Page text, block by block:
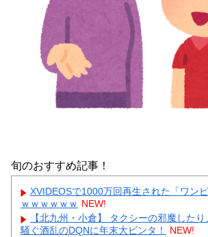
旬のおすすめ記事！
XVIDEOSで1000万回再生された「ワン
ｗｗｗｗｗｗ NEW!
【北九州・小倉】 タクシーの邪魔した
騒ぐ酒乱のDQNに年末大ビンタ！
NEW!